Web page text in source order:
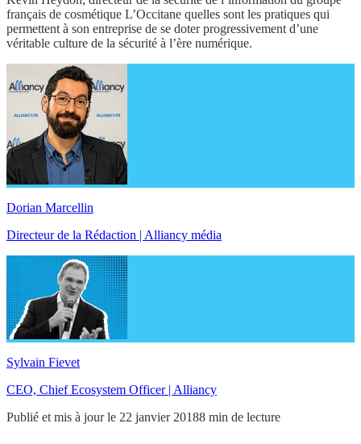
français de cosmétique L’Occitane quelles sont les pratiques qui
permettent à son entreprise de se doter progressivement d’une
véritable culture de la sécurité à l’ère numérique.
Dorian Marcellin
Directeur de la Rédaction | Alliancy média
Sylvain Fievet
CEO, Chief Ecosystem Officer | Alliancy
Publié et mis à jour le 22 janvier 20188 min de lecture